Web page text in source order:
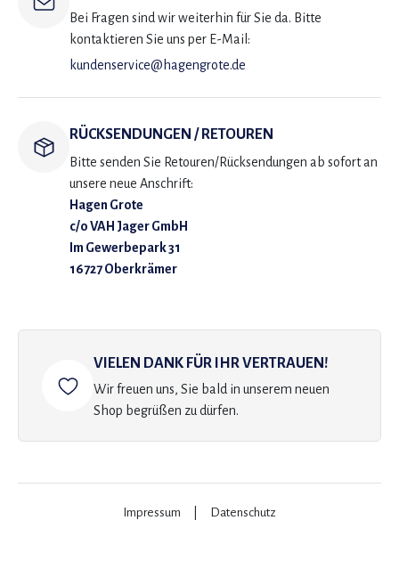
Bei Fragen sind wir weiterhin für Sie da. Bitte
kontaktieren Sie uns per E-Mail:
kundenservice@hagengrote.de
RÜCKSENDUNGEN / RETOUREN
Bitte senden Sie Retouren/Rücksendungen ab sofort an
unsere neue Anschrift:
Hagen Grote
c/o VAH Jager GmbH
Im Gewerbepark 31
16727 Oberkrämer
VIELEN DANK FÜR IHR VERTRAUEN!
Wir freuen uns, Sie bald in unserem neuen
Shop begrüßen zu dürfen.
Impressum Datenschutz